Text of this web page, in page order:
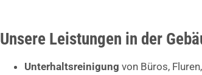
Unsere Leistungen in der
Unterhaltsreinigung von Büros,